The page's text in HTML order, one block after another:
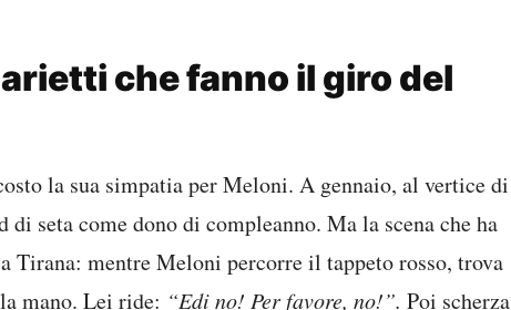
che fanno il giro del
la sua simpatia per Meloni. A gennaio, al vertice di
seta come dono di compleanno. Ma la scena che ha
Tirana: mentre Meloni percorre il tappeto rosso, trova
mano. Lei ride: “Edi no! Per favore, no!”. Poi scherza